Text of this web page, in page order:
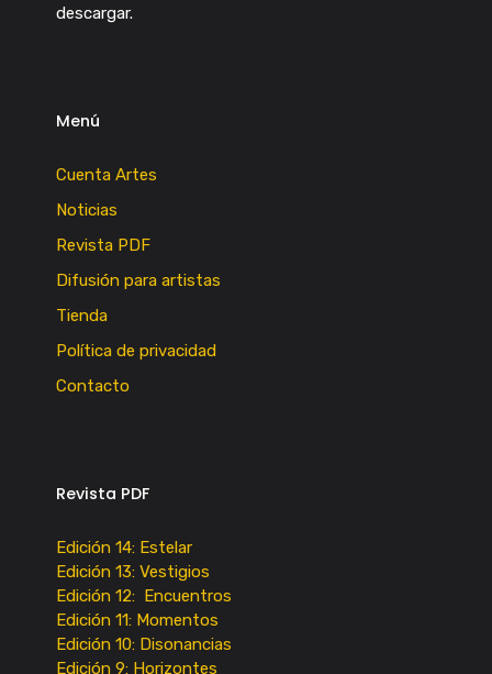
descargar.
Menú
Cuenta Artes
Noticias
Revista PDF
Difusión para artistas
Tienda
Política de privacidad
Contacto
Revista PDF
Edición 14: Estelar
Edición 13: Vestigios
Edición 12: Encuentros
Edición 11: Momentos
Edición 10: Disonancias
Edición 9: Horizontes